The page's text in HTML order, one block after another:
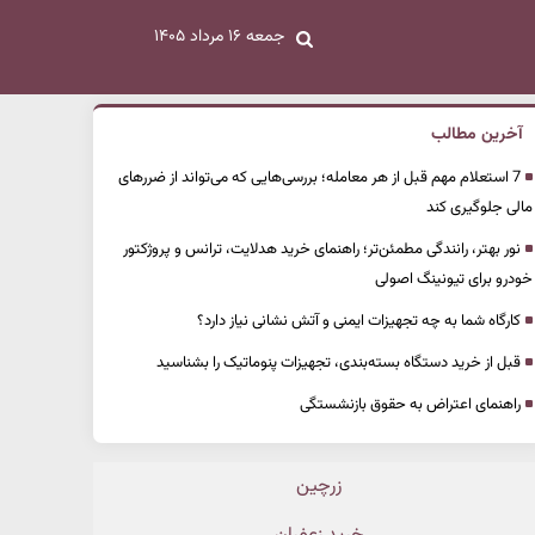
جمعه ۱۶ مرداد ۱۴۰۵
آخرین مطالب
7 استعلام مهم قبل از هر معامله؛ بررسی‌هایی که می‌تواند از ضررهای
مالی جلوگیری کند
نور بهتر، رانندگی مطمئن‌تر؛ راهنمای خرید هدلایت، ترانس و پروژکتور
خودرو برای تیونینگ اصولی
کارگاه شما به چه تجهیزات ایمنی و آتش نشانی نیاز دارد؟
قبل از خرید دستگاه بسته‌بندی، تجهیزات پنوماتیک را بشناسید
راهنمای اعتراض به حقوق بازنشستگی
زرچین